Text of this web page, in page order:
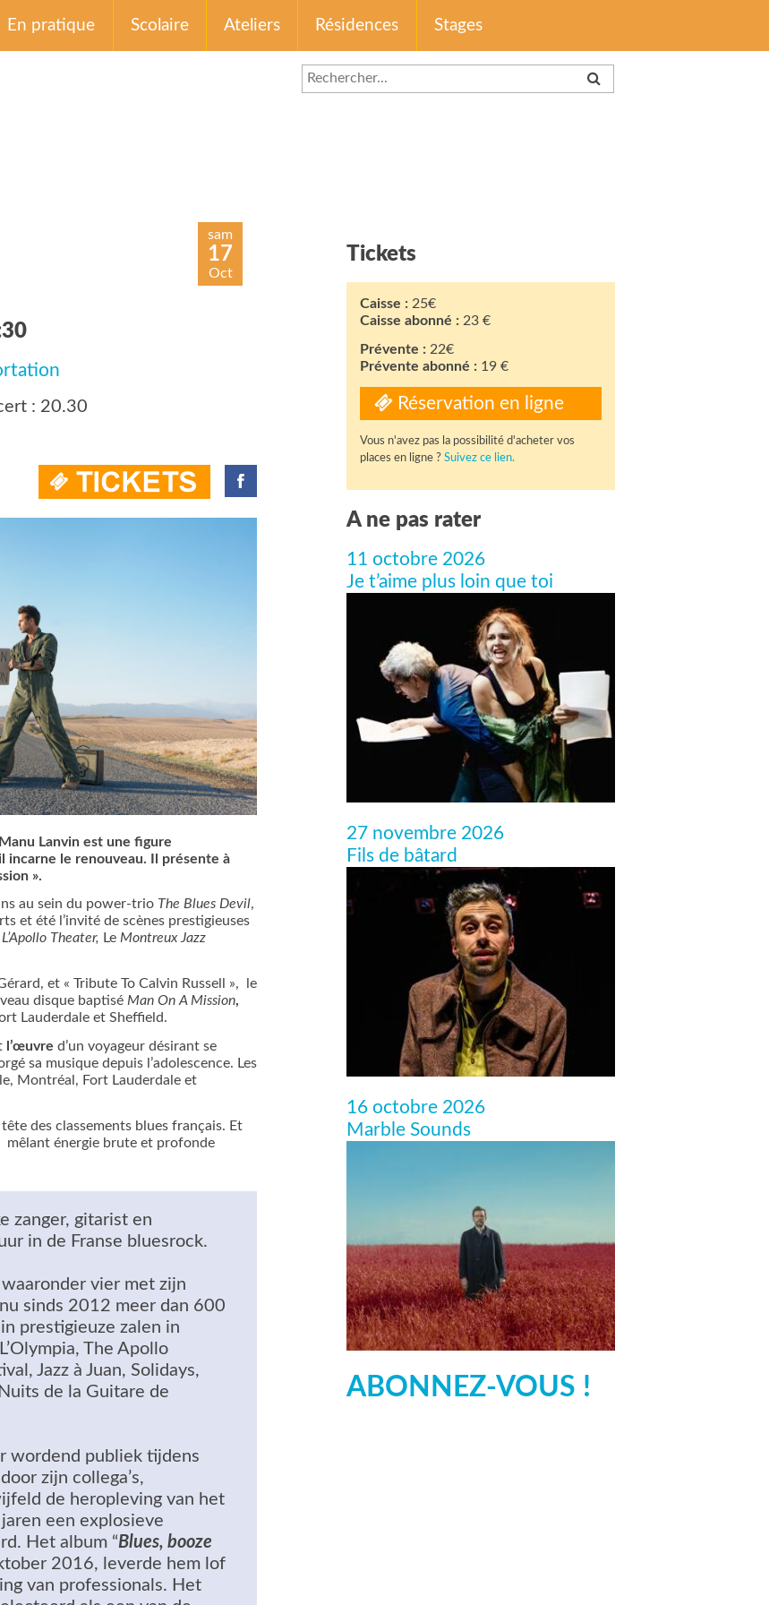
En pratique Scolaire Ateliers Résidences Stages
sam
17
Oct
: 20.30
Lanvin est une figure
le renouveau. Il présente à
».
au sein du power-trio The Blues Devil,
et été l’invité de scènes prestigieuses
Theater, Le Montreux Jazz
et « Tribute To Calvin Russell », le
disque baptisé Man On A Mission,
Lauderdale et Sheffield.
l’œuvre d’un voyageur désirant se
sa musique depuis l’adolescence. Les
Montréal, Fort Lauderdale et
tête des classements blues français. Et
mêlant énergie brute et profonde
zanger, gitarist en
in de Franse bluesrock.
vier met zijn
sinds 2012 meer dan 600
prestigieuze zalen in
The Apollo
Jazz à Juan, Solidays,
de la Guitare de
wordend publiek tijdens
zijn collega’s,
de heropleving van het
een explosieve
Het album “Blues, booze
2016, leverde hem lof
van professionals. Het
Tickets
Caisse : 25€
Caisse abonné : 23 €
Prévente : 22€
Prévente abonné : 19 €
Réservation en ligne
Vous n'avez pas la possibilité d'acheter vos
places en ligne ? Suivez ce lien.
A ne pas rater
11 octobre 2026
Je t’aime plus loin que toi
27 novembre 2026
Fils de bâtard
16 octobre 2026
Marble Sounds
ABONNEZ-VOUS !